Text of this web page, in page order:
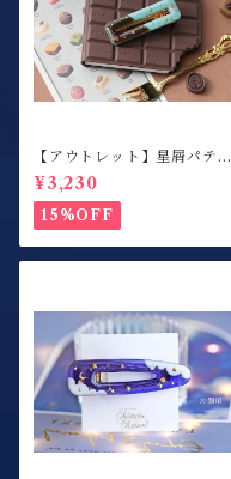
【アウトレット】星屑パティ
スリー / ヘアクリップ / チョ
コミント / 右側用
¥3,230
15%OFF